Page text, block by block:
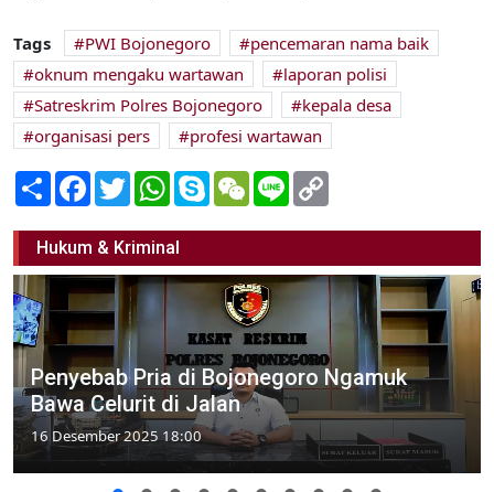
Tags PWI Bojonegoro
pencemaran nama baik
oknum mengaku wartawan
laporan polisi
Satreskrim Polres Bojonegoro
kepala desa
organisasi pers
profesi wartawan
Share Facebook
TwitterWhatsApp
SkypeWeChatLine
Hukum & Kriminal
Penyebab Pria di Bojonegoro Ngamuk
Bawa Celurit di Jalan
16 Desember 2025 18:00